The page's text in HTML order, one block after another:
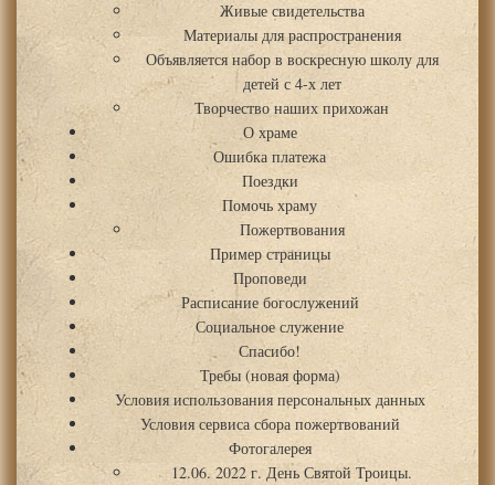
Живые свидетельства
Материалы для распространения
Объявляется набор в воскресную школу для
детей с 4-х лет
Творчество наших прихожан
О храме
Ошибка платежа
Поездки
Помочь храму
Пожертвования
Пример страницы
Проповеди
Расписание богослужений
Социальное служение
Спасибо!
Требы (новая форма)
Условия использования персональных данных
Условия сервиса сбора пожертвований
Фотогалерея
12.06. 2022 г. День Святой Троицы.